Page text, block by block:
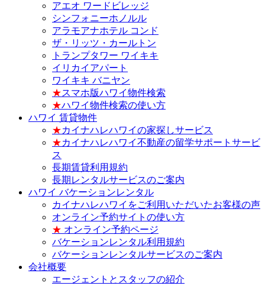
アエオ ワードビレッジ
シンフォニーホノルル
アラモアナホテル コンド
ザ・リッツ・カールトン
トランプタワー ワイキキ
イリカイアパート
ワイキキ バニヤン
★スマホ版ハワイ物件検索
★ハワイ物件検索の使い方
ハワイ 賃貸物件
★カイナハレハワイの家探しサービス
★カイナハレハワイ不動産の留学サポートサービ
ス
長期賃貸利用規約
長期レンタルサービスのご案内
ハワイ バケーションレンタル
カイナハレハワイをご利用いただいたお客様の声
オンライン予約サイトの使い方
★ オンライン予約ページ
バケーションレンタル利用規約
バケーションレンタルサービスのご案内
会社概要
エージェントとスタッフの紹介